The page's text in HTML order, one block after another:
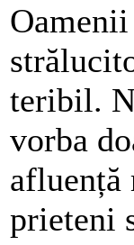
teribil.
vorba
afluență
prieteni